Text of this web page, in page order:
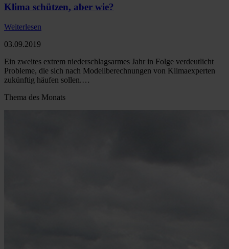
Klima schützen, aber wie?
Weiterlesen
03.09.2019
Ein zweites extrem niederschlagsarmes Jahr in Folge verdeutlicht
Probleme, die sich nach Modellberechnungen von Klimaexperten
zukünftig häufen sollen.…
Thema des Monats